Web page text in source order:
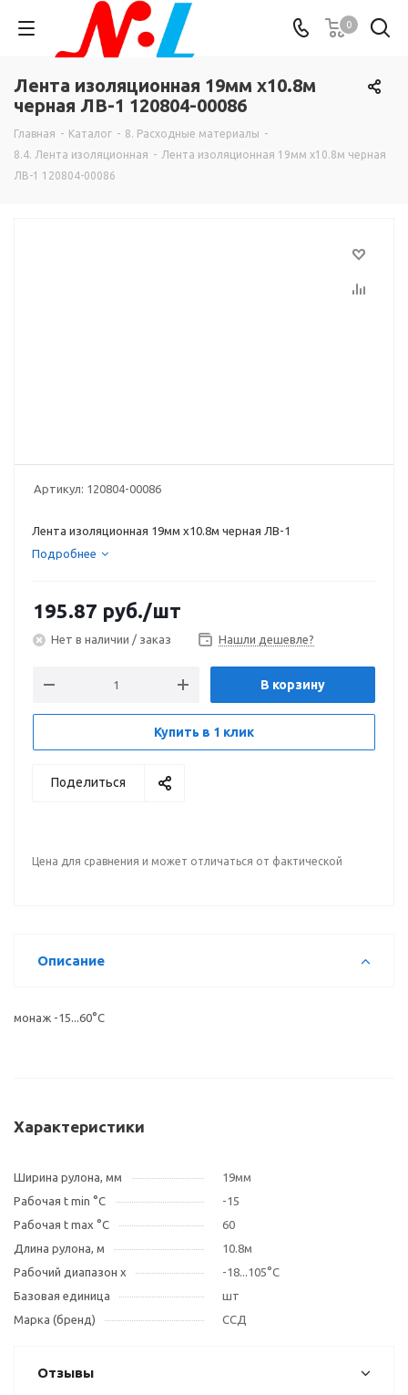
0
Лента изоляционная 19мм х10.8м
черная ЛВ-1 120804-00086
Главная - Каталог - 8. Расходные материалы -
8.4. Лента изоляционная - Лента изоляционная 19мм х10.8м черная
ЛВ-1 120804-00086
Артикул: 120804-00086
Лента изоляционная 19мм х10.8м черная ЛВ-1
Подробнее
195.87 руб./шт
Нет в наличии / заказ Нашли дешевле?
В корзину
Купить в 1 клик
Поделиться
Цена для сравнения и может отличаться от фактической
Описание
монаж -15...60°C
Характеристики
Ширина рулона, мм
19мм
Рабочая t min °C
-15
Рабочая t max °C
60
Длина рулона, м
10.8м
Рабочий диапазон х
-18...105°C
Базовая единица
шт
Марка (бренд)
ССД
Отзывы